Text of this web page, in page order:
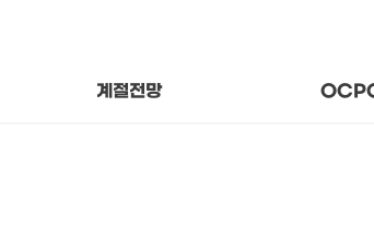
계절전망 About